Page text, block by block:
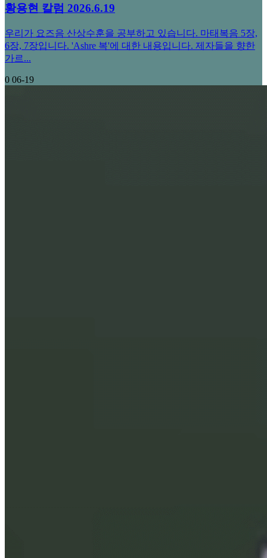
황용현 칼럼 2026.6.19
우리가 요즈음 산상수훈을 공부하고 있습니다. 마태복음 5장,
6장, 7장입니다. 'Ashre 복'에 대한 내용입니다. 제자들을 향한
가르...
0 06-19